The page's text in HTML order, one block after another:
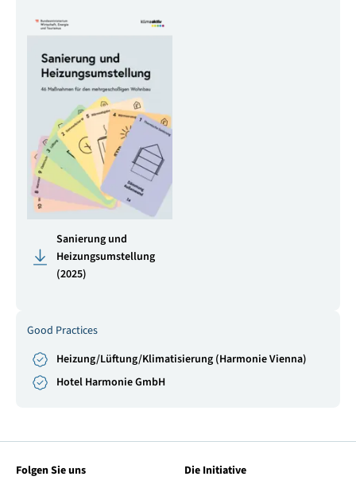
Sanierung und
Heizungsumstellung
(2025)
Good Practices
Heizung/Lüftung/Klimatisierung (Harmonie Vienna)
Hotel Harmonie GmbH
Folgen Sie uns
Die Initiative